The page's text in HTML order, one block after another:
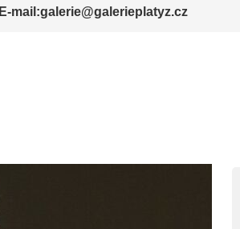
E-mail:galerie@galerieplatyz.cz